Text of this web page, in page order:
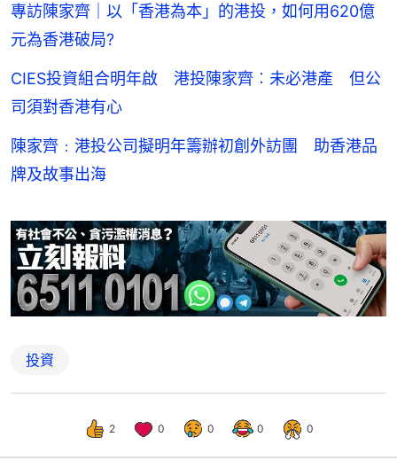
專訪陳家齊｜以「香港為本」的港投，如何用620億
元為香港破局?
CIES投資組合明年啟 港投陳家齊︰未必港產 但公
司須對香港有心
陳家齊﹕港投公司擬明年籌辦初創外訪團 助香港品
牌及故事出海
投資
2 0 0 0 0